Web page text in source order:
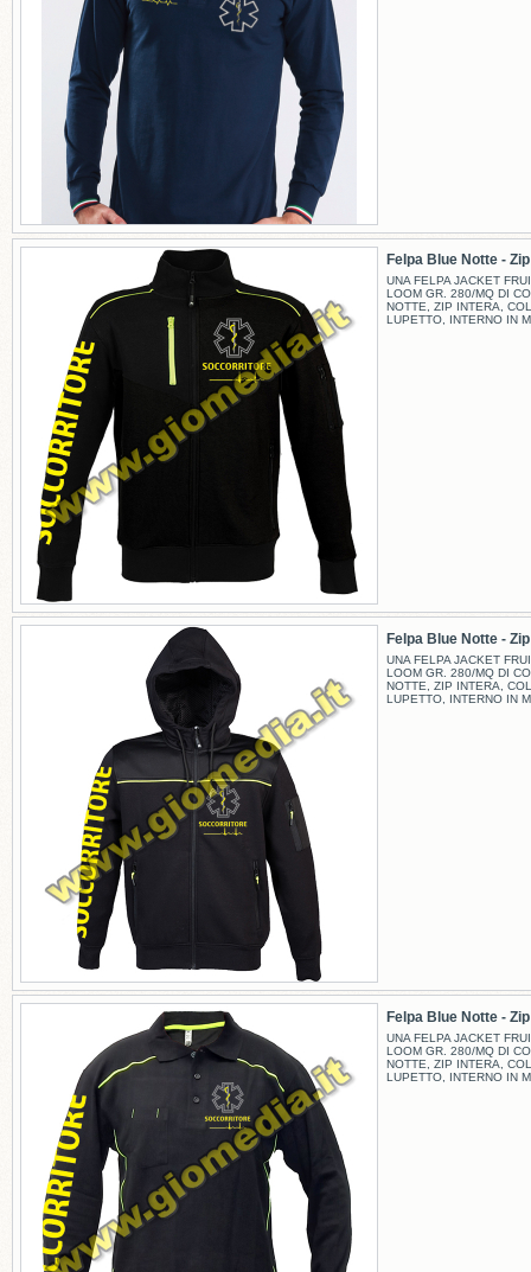
Felpa Blue Notte - Zip
UNA FELPA JACKET
LOOM GR. 280/MQ DI
NOTTE, ZIP INTERA,
LUPETTO, INTERNO IN
Felpa Blue Notte - Zip
UNA FELPA JACKET
LOOM GR. 280/MQ DI
NOTTE, ZIP INTERA,
LUPETTO, INTERNO IN
Felpa Blue Notte - Zip
UNA FELPA JACKET
LOOM GR. 280/MQ DI
NOTTE, ZIP INTERA,
LUPETTO, INTERNO IN